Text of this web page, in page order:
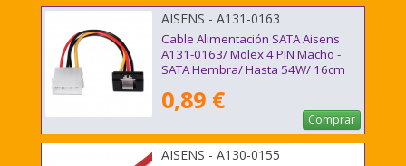
AISENS - A131-0163
Cable Alimentación SATA Aisens
A131-0163/ Molex 4 PIN Macho -
SATA Hembra/ Hasta 54W/ 16cm
0,89 €
Comprar
AISENS - A130-0155